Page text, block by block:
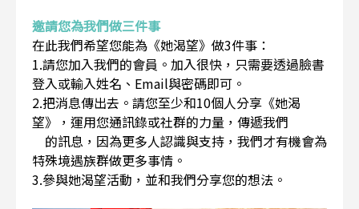
邀請您為我們做三件事
在此我們希望您能為《她渴望》做3件事：
1.請您加入我們的會員。加入很快，只需要透過臉書
登入或輸入姓名、Email與密碼即可。
2.把消息傳出去。請您至少和10個人分享《她渴
望》，運用您通訊錄或社群的力量，傳遞我們
的訊息，因為更多人認識與支持，我們才有機會為
特殊境遇族群做更多事情。
3.參與她渴望活動，並和我們分享您的想法。